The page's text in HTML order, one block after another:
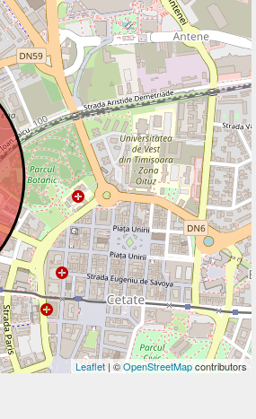
Leaflet| ©OpenStreetMapcontributors